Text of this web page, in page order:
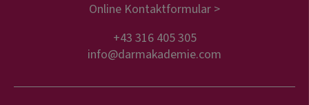
Online Kontaktformular >
+43 316 405 305
info@darmakademie.com